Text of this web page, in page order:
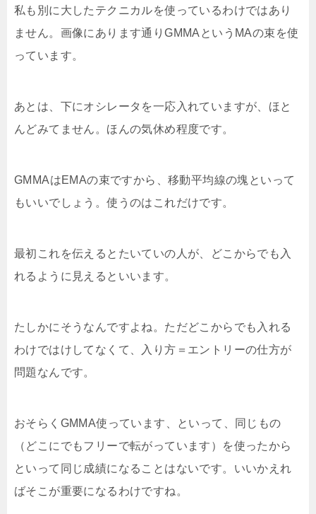
私も別に大したテクニカルを使っているわけではあり
ません。画像にあります通りGMMAというMAの束を使
っています。
あとは、下にオシレータを一応入れていますが、ほと
んどみてません。ほんの気休め程度です。
GMMAはEMAの束ですから、移動平均線の塊といって
もいいでしょう。使うのはこれだけです。
最初これを伝えるとたいていの人が、どこからでも入
れるように見えるといいます。
たしかにそうなんですよね。ただどこからでも入れる
わけではけしてなくて、入り方＝エントリーの仕方が
問題なんです。
おそらくGMMA使っています、といって、同じもの
（どこにでもフリーで転がっています）を使ったから
といって同じ成績になることはないです。いいかえれ
ばそこが重要になるわけですね。